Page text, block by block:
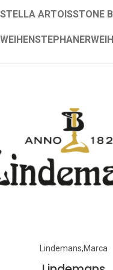
STELLA ARTOISSTONE
WEIHENSTEPHANER
Lindemans Marca